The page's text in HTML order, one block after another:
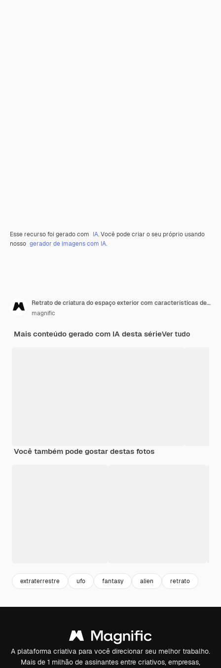
Esse recurso foi gerado com IA. Você pode criar o seu próprio usando
nosso gerador de imagens com IA.
Retrato de criatura do espaço exterior com características de fantasia
magnific
Mais conteúdo gerado com IA desta sérieVer tudo
Você também pode gostar destas fotos
extraterrestre ufo fantasy alien retrato
A plataforma criativa para você direcionar seu melhor trabalho.
Mais de 1 milhão de assinantes entre criativos, empresas,